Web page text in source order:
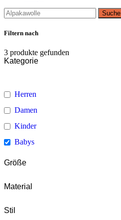
Suche
Filtern nach
3 produkte gefunden
Kategorie
Herren
Damen
Kinder
Babys
Größe
Material
Stil